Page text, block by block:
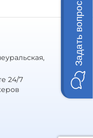
24/7
Задать вопрос